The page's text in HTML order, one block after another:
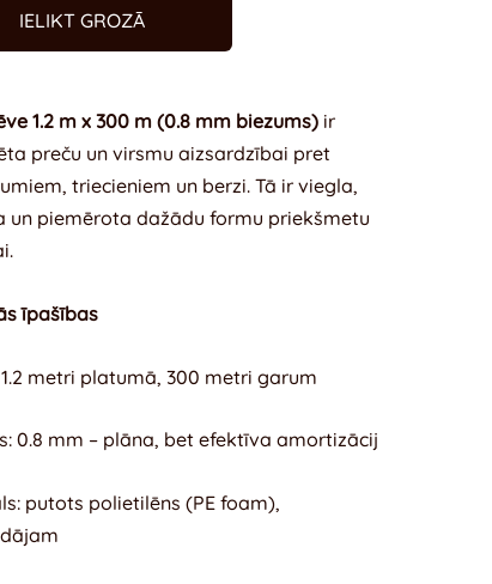
IELIKT GROZĀ
1.2 m x 300 m (0.8 mm biezums)ir
preču un virsmu aizsardzībai pret
triecieniem un berzi. Tā ir viegla,
un piemērota dažādu formu priekšmetu
īpašības
metri platumā, 300 metri garum
0.8 mm – plāna, bet efektīva amortizācij
putots polietilēns (PE foam),